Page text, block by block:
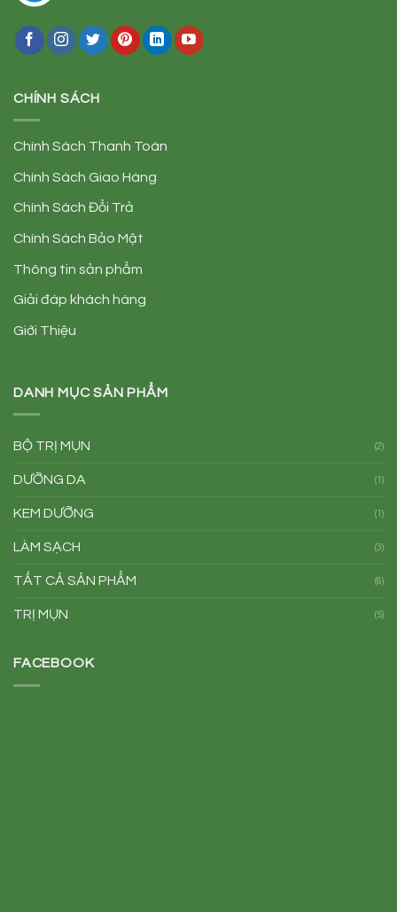
CHÍNH SÁCH
Chính Sách Thanh Toán
Chính Sách Giao Hàng
Chính Sách Đổi Trả
Chính Sách Bảo Mật
Thông tin sản phẩm
Giải đáp khách hàng
Giới Thiệu
DANH MỤC SẢN PHẨM
BỘ TRỊ MỤN (2)
DƯỠNG DA (1)
KEM DƯỠNG (1)
LÀM SẠCH (3)
TẤT CẢ SẢN PHẨM (6)
TRỊ MỤN (5)
FACEBOOK